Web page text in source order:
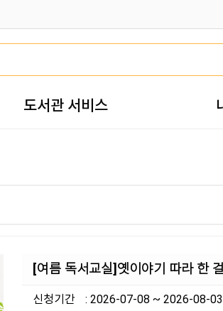
도서관 서비스
[여름 독서교실]옛이야기 따라 한
신청기간 : 2026-07-08 ~ 2026-08-03